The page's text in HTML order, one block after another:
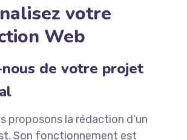
votre
Web
de votre projet
proposons la rédaction d’un
Son fonctionnement est